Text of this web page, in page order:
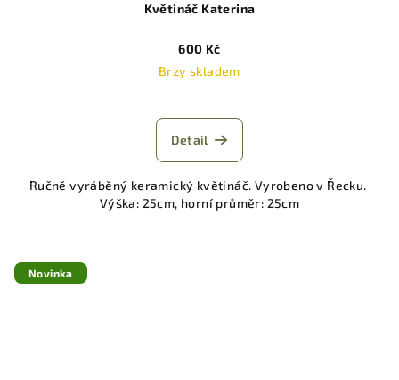
Květináč Katerina
600 Kč
Brzy skladem
Detail
Ručně vyráběný keramický květináč. Vyrobeno v Řecku.
Výška: 25cm, horní průměr: 25cm
Novinka